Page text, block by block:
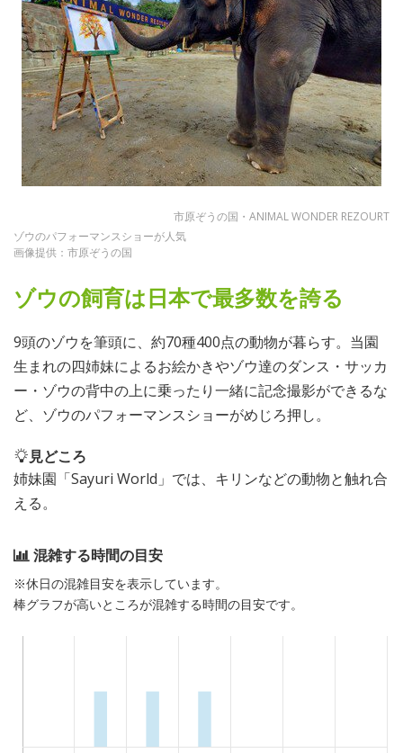
市原ぞうの国・ANIMAL WONDER REZOURT
ゾウのパフォーマンスショーが人気
画像提供：市原ぞうの国
ゾウの飼育は日本で最多数を誇る
9頭のゾウを筆頭に、約70種400点の動物が暮らす。当園
生まれの四姉妹によるお絵かきやゾウ達のダンス・サッカ
ー・ゾウの背中の上に乗ったり一緒に記念撮影ができるな
ど、ゾウのパフォーマンスショーがめじろ押し。
見どころ
姉妹園「Sayuri World」では、キリンなどの動物と触れ合
える。
混雑する時間の目安
※休日の混雑目安を表示しています。
棒グラフが高いところが混雑する時間の目安です。